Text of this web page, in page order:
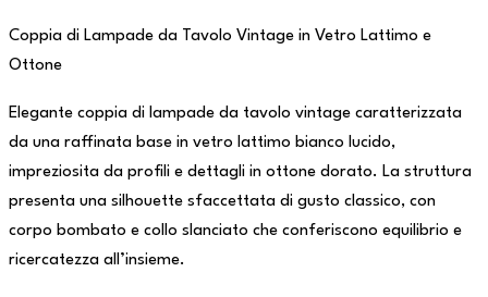
Coppia di Lampade da Tavolo Vintage in Vetro Lattimo e
Ottone
Elegante coppia di lampade da tavolo vintage caratterizzata
da una raffinata base in vetro lattimo bianco lucido,
impreziosita da profili e dettagli in ottone dorato. La struttura
presenta una silhouette sfaccettata di gusto classico, con
corpo bombato e collo slanciato che conferiscono equilibrio e
ricercatezza all’insieme.